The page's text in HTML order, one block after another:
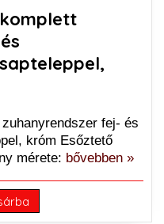
fej- és
króm Esőztető
mérete: bővebben »